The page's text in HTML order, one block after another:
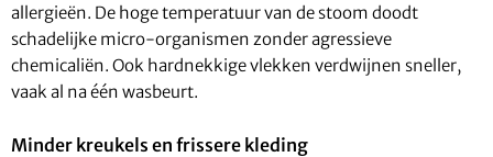
allergieën. De hoge temperatuur van de stoom doodt
schadelijke micro-organismen zonder agressieve
chemicaliën. Ook hardnekkige vlekken verdwijnen sneller,
vaak al na één wasbeurt.
Minder kreukels en frissere kleding